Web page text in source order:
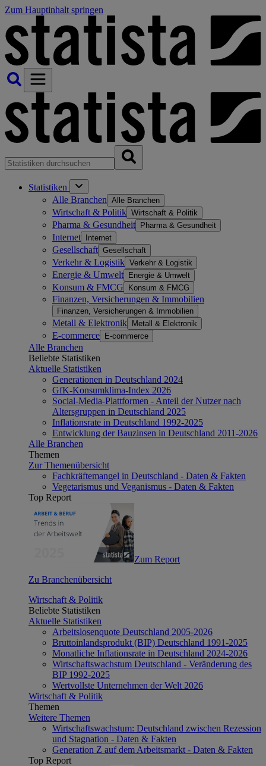
Zum Hauptinhalt springen
Statistiken
Alle Branchen Alle Branchen
Wirtschaft & Politik Wirtschaft & Politik
Pharma & Gesundheit Pharma & Gesundheit
Internet Internet
Gesellschaft Gesellschaft
Verkehr & Logistik Verkehr & Logistik
Energie & Umwelt Energie & Umwelt
Konsum & FMCG Konsum & FMCG
Finanzen, Versicherungen & Immobilien
Finanzen, Versicherungen & Immobilien
Metall & Elektronik Metall & Elektronik
E-commerce E-commerce
Alle Branchen
Beliebte Statistiken
Aktuelle Statistiken
Generationen in Deutschland 2024
GfK-Konsumklima-Index 2026
Social-Media-Plattformen - Anteil der Nutzer nach
Altersgruppen in Deutschland 2025
Inflationsrate in Deutschland 1992-2025
Entwicklung der Bauzinsen in Deutschland 2011-2026
Alle Branchen
Themen
Zur Themenübersicht
Fachkräftemangel in Deutschland - Daten & Fakten
Vegetarismus und Veganismus - Daten & Fakten
Top Report
Zum Report
Zu Branchenübersicht
Wirtschaft & Politik
Beliebte Statistiken
Aktuelle Statistiken
Arbeitslosenquote Deutschland 2005-2026
Bruttoinlandsprodukt (BIP) Deutschland 1991-2025
Monatliche Inflationsrate in Deutschland 2024-2026
Wirtschaftswachstum Deutschland - Veränderung des
BIP 1992-2025
Wertvollste Unternehmen der Welt 2026
Wirtschaft & Politik
Themen
Weitere Themen
Wirtschaftswachstum: Deutschland zwischen Rezession
und Stagnation - Daten & Fakten
Generation Z auf dem Arbeitsmarkt - Daten & Fakten
Top Report